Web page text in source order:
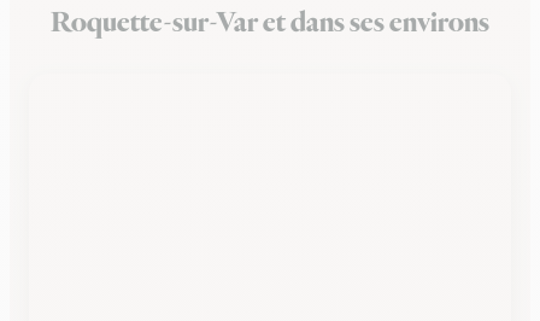
Roquette-sur-Var et dans ses environs